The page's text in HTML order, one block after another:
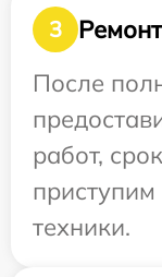
3
После
работ,
техники.